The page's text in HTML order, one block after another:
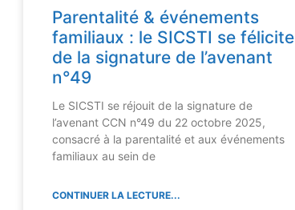
Parentalité & événements
familiaux : le SICSTI se félicite
de la signature de l’avenant
n°49
Le SICSTI se réjouit de la signature de
l’avenant CCN n°49 du 22 octobre 2025,
consacré à la parentalité et aux événements
familiaux au sein de
CONTINUER LA LECTURE...